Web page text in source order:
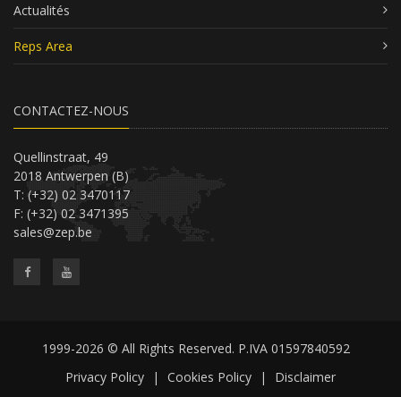
Actualités
Reps Area
CONTACTEZ-NOUS
Quellinstraat, 49
2018 Antwerpen (B)
T: (+32) 02 3470117
F: (+32) 02 3471395
sales@zep.be
1999-2026 © All Rights Reserved. P.IVA 01597840592
Privacy Policy
| Cookies Policy | Disclaimer